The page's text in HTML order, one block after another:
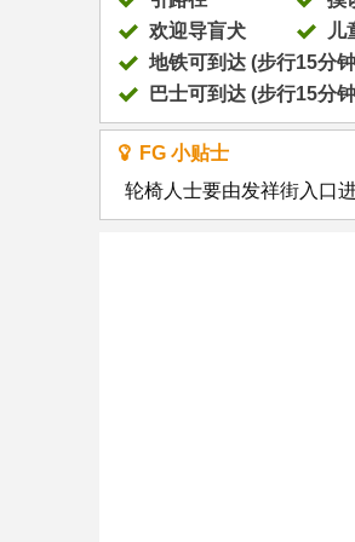
欢迎导盲犬
儿
地铁可到达 (步行15分
巴士可到达 (步行15分
FG 小贴士
轮椅人士要由发祥街入口